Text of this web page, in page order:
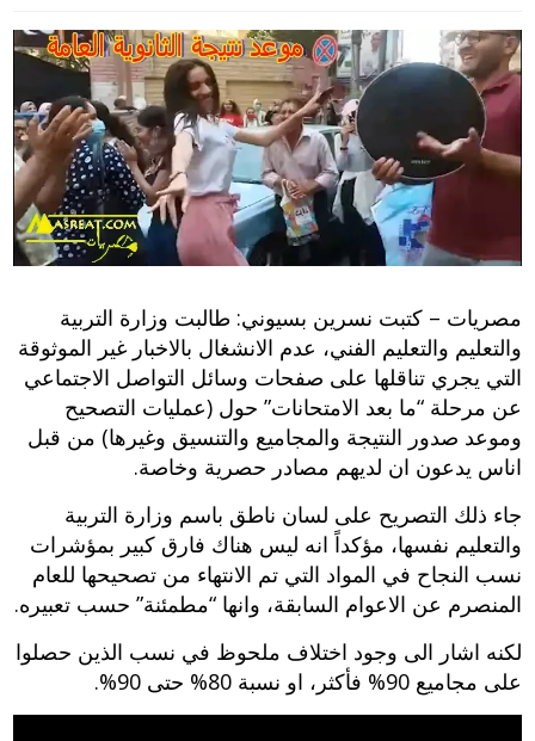
مصريات – كتبت نسرين بسيوني: طالبت وزارة التربية
والتعليم والتعليم الفني، عدم الانشغال بالاخبار غير الموثوقة
التي يجري تناقلها على صفحات وسائل التواصل الاجتماعي
عن مرحلة “ما بعد الامتحانات” حول (عمليات التصحيح
وموعد صدور النتيجة والمجاميع والتنسيق وغيرها) من قبل
اناس يدعون ان لديهم مصادر حصرية وخاصة.
جاء ذلك التصريح على لسان ناطق باسم وزارة التربية
والتعليم نفسها، مؤكداً انه ليس هناك فارق كبير بمؤشرات
نسب النجاح في المواد التي تم الانتهاء من تصحيحها للعام
المنصرم عن الاعوام السابقة، وانها “مطمئنة” حسب تعبيره.
لكنه اشار الى وجود اختلاف ملحوظ في نسب الذين حصلوا
على مجاميع 90% فأكثر، او نسبة 80% حتى 90%.